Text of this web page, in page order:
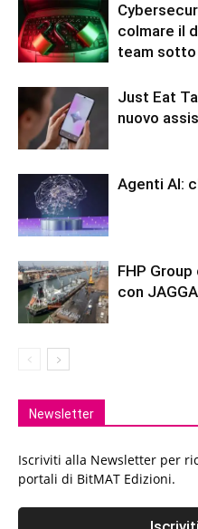
colmare il
team
Just Eat
nuovo
Agenti AI:
FHP
con
Newsletter
Iscriviti alla Newsletter per
portali di BitMAT Edizioni.